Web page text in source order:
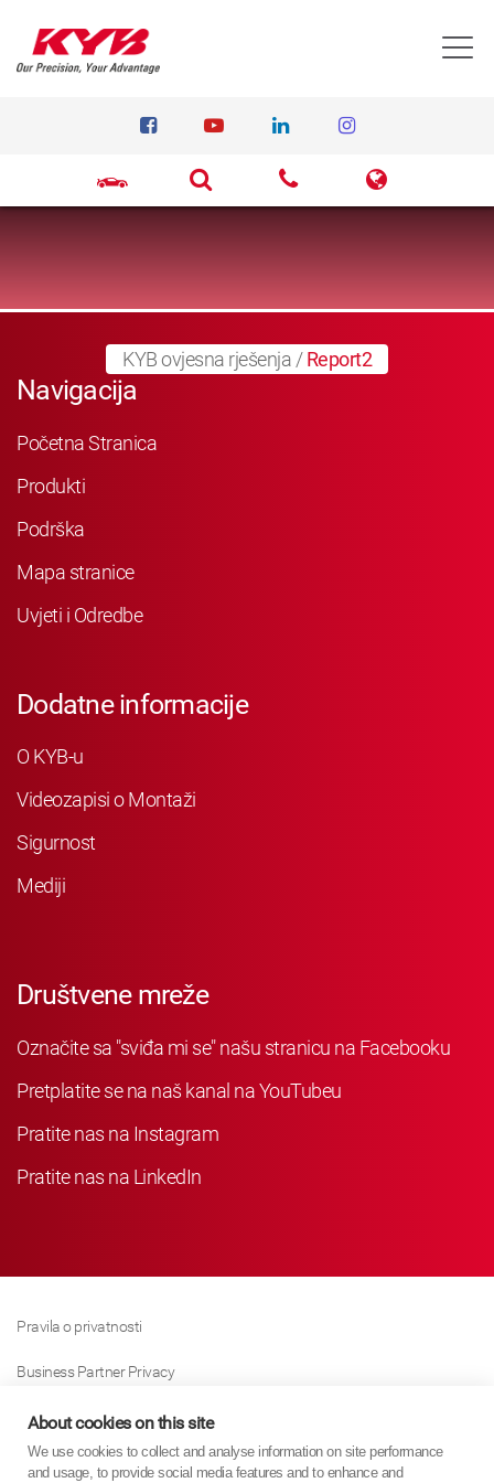
KYB ovjesna rješenja /Report2
Navigacija
Početna Stranica
Produkti
Podrška
Mapa stranice
Uvjeti i Odredbe
Dodatne informacije
O KYB-u
Videozapisi o Montaži
Sigurnost
Mediji
Društvene mreže
Označite sa "sviđa mi se" našu stranicu na Facebooku
Pretplatite se na naš kanal na YouTubeu
Pratite nas na Instagram
Pratite nas na LinkedIn
Pravila o privatnosti
Business Partner Privacy
Pravila O Kolačićima
Modern Slavery Act Policy
About cookies on this site
We use cookies to collect and analyse information on site performance
and usage, to provide social media features and to enhance and